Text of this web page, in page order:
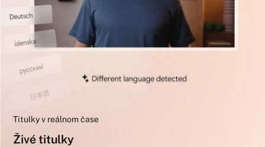
Titulky v reálnom čase
Živé titulky